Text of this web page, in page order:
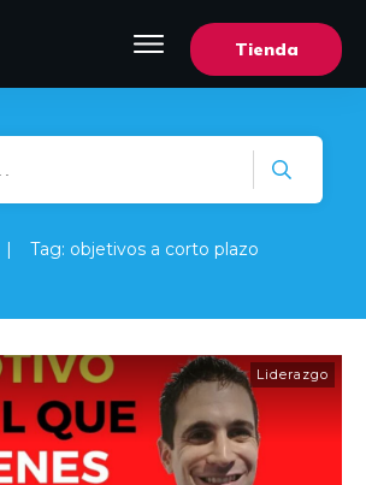
Tienda
Tag: objetivos a corto plazo
Liderazgo